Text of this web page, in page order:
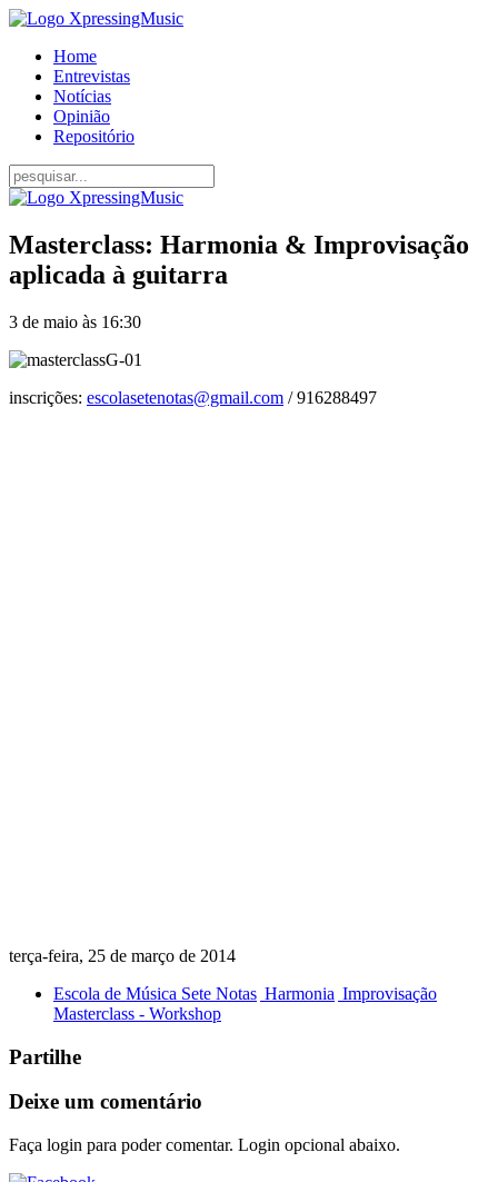
Home
Entrevistas
Notícias
Opinião
Repositório
Masterclass: Harmonia & Improvisação
aplicada à guitarra
3 de maio às 16:30
inscrições: escolasetenotas@gmail.com / 916288497
terça-feira, 25 de março de 2014
Escola de Música Sete Notas Harmonia Improvisação
Masterclass - Workshop
Partilhe
Deixe um comentário
Faça login para poder comentar. Login opcional abaixo.